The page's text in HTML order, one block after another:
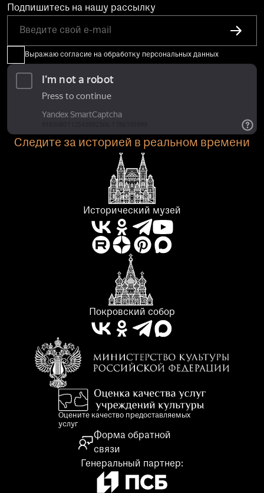
Подпишитесь на нашу рассылку
Выражаю согласие на обработку персональных данных
Следите за историей в реальном времени
Исторический музей
Покровский собор
Генеральный партнер:
Оцените качество предоставляемых
услуг
Форма обратной
связи